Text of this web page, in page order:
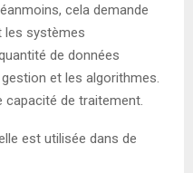
cela demande
les systèmes
de données
et les algorithmes.
capacité de traitement.
est utilisée dans de